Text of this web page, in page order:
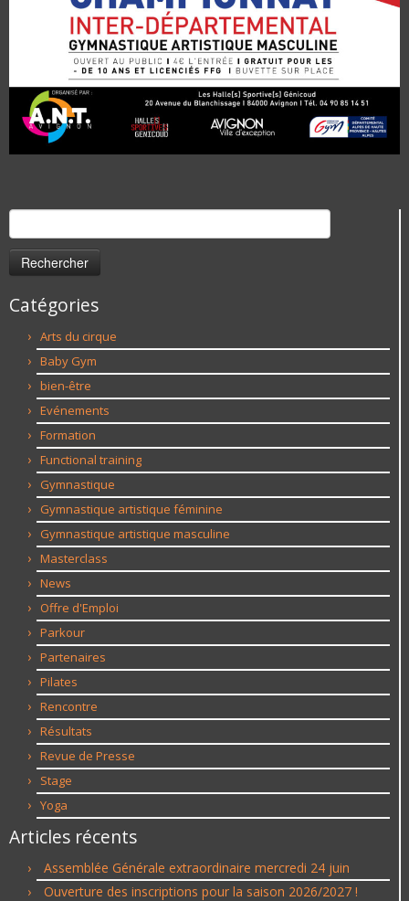
Rechercher :
Catégories
Arts du cirque
Baby Gym
bien-être
Evénements
Formation
Functional training
Gymnastique
Gymnastique artistique féminine
Gymnastique artistique masculine
Masterclass
News
Offre d'Emploi
Parkour
Partenaires
Pilates
Rencontre
Résultats
Revue de Presse
Stage
Yoga
Articles récents
Assemblée Générale extraordinaire mercredi 24 juin
Ouverture des inscriptions pour la saison 2026/2027 !